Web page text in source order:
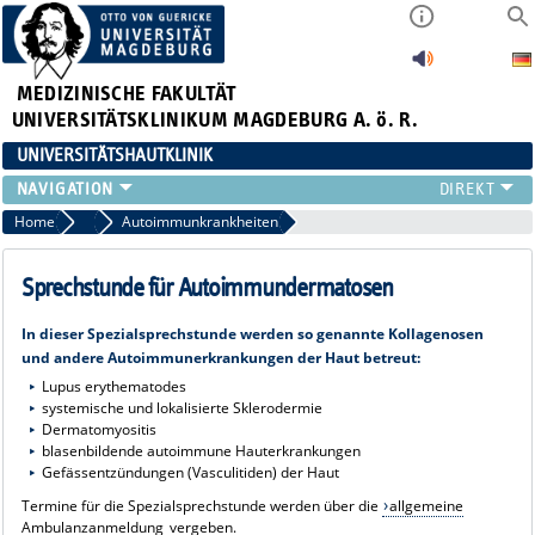
MEDIZINISCHE FAKULTÄT
UNIVERSITÄTSKLINIKUM MAGDEBURG A. ö. R.
UNIVERSITÄTSHAUTKLINIK
FÜR PATIENTEN
ÜBER UNS
FÜR ÄRZTE
LEHRE & FORSCHUNG
Home Chronisch entzündliche Hauterkrankungen
Autoimmunkrankheiten
Sprechstunde für Autoimmundermatosen
In dieser Spezialsprechstunde werden so genannte Kollagenosen
und andere Autoimmunerkrankungen der Haut betreut:
Lupus erythematodes
systemische und lokalisierte Sklerodermie
Dermatomyositis
blasenbildende autoimmune Hauterkrankungen
Gefässentzündungen (Vasculitiden) der Haut
Termine für die Spezialsprechstunde werden über die
allgemeine
Ambulanzanmeldung vergeben.